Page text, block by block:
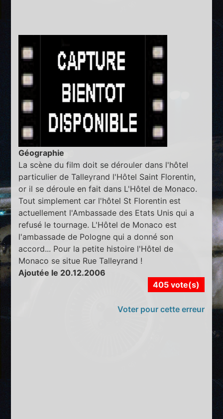
Géographie
La scène du film doit se dérouler dans l'hôtel
particulier de Talleyrand l'Hôtel Saint Florentin,
or il se déroule en fait dans L'Hôtel de Monaco.
Tout simplement car l'hôtel St Florentin est
actuellement l'Ambassade des Etats Unis qui a
refusé le tournage. L'Hôtel de Monaco est
l'ambassade de Pologne qui a donné son
accord... Pour la petite histoire l'Hôtel de
Monaco se situe Rue Talleyrand !
Ajoutée le 20.12.2006
405 vote(s)
Voter pour cette erreur